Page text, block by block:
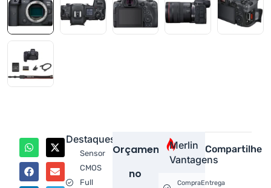
Destaques
Sensor
CMOS
Full
Orçamento
no
Compartilhe
Merlin
Vantagens
CompraEntrega